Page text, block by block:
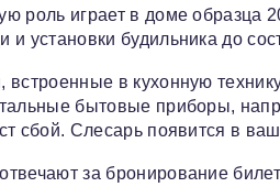
роль играет в доме образца
и установки будильника до
в кухонную
бытовые приборы,
сбой. Слесарь появится в
за бронирование